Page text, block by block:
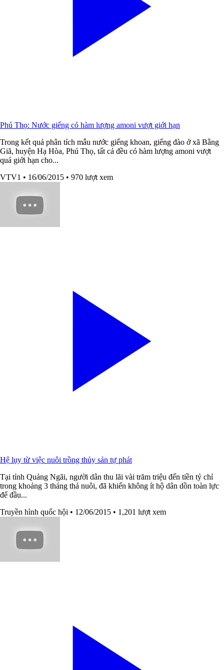
Phú Thọ: Nước giếng có hàm lượng amoni vượt giới hạn
Trong kết quả phân tích mẫu nước giếng khoan, giếng đào ở xã Bằng
Giã, huyện Hạ Hòa, Phú Thọ, tất cả đều có hàm lượng amoni vượt
quá giới hạn cho...
VTV1 • 16/06/2015 • 970 lượt xem
Hệ lụy từ việc nuôi trồng thủy sản tự phát
Tại tỉnh Quảng Ngãi, người dân thu lãi vài trăm triệu đến tiền tỷ chỉ
trong khoảng 3 tháng thả nuôi, đã khiến không ít hộ dân dồn toàn lực
để đầu...
Truyền hình quốc hội • 12/06/2015 • 1,201 lượt xem